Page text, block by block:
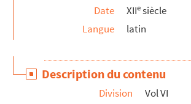
231. Antiphonarium
233. (Recueil)
234. (Recueil)
Date
XIIesiècle
Langue
latin
Description du contenu
Division Vol VI